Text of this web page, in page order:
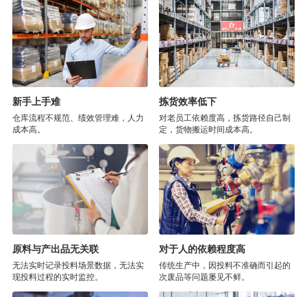
新手上手难
仓库流程不规范、绩效管理难，人力
成本高。
拣货效率低下
对老员工依赖度高，拣货路径自己制
定，货物搬运时间成本高。
原料与产出品无关联
无法实时记录投料场景数据，无法实
现投料过程的实时监控。
对于人的依赖程度高
传统生产中，因投料不准确而引起的
次废品等问题屡见不鲜。